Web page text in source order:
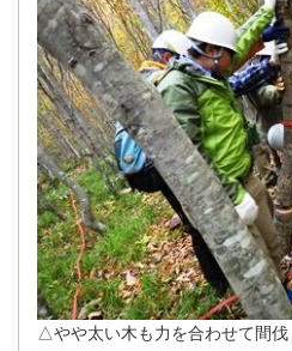
△やや太い木も力を合わせて間伐